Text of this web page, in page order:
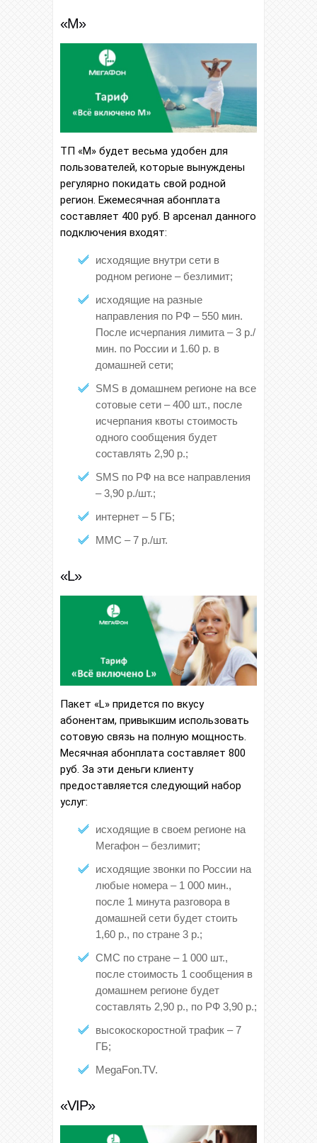
«M»
ТП «M» будет весьма удобен для
пользователей, которые вынуждены
регулярно покидать свой родной
регион. Ежемесячная абонплата
составляет 400 руб. В арсенал данного
подключения входят:
исходящие внутри сети в
родном регионе – безлимит;
исходящие на разные
направления по РФ – 550 мин.
После исчерпания лимита – 3 р./
мин. по России и 1.60 р. в
домашней сети;
SMS в домашнем регионе на все
сотовые сети – 400 шт., после
исчерпания квоты стоимость
одного сообщения будет
составлять 2,90 р.;
SMS по РФ на все направления
– 3,90 р./шт.;
интернет – 5 ГБ;
ММС – 7 р./шт.
«L»
Пакет «L» придется по вкусу
абонентам, привыкшим использовать
сотовую связь на полную мощность.
Месячная абонплата составляет 800
руб. За эти деньги клиенту
предоставляется следующий набор
услуг:
исходящие в своем регионе на
Мегафон – безлимит;
исходящие звонки по России на
любые номера – 1 000 мин.,
после 1 минута разговора в
домашней сети будет стоить
1,60 р., по стране 3 р.;
СМС по стране – 1 000 шт.,
после стоимость 1 сообщения в
домашнем регионе будет
составлять 2,90 р., по РФ 3,90 р.;
высокоскоростной трафик – 7
ГБ;
MegaFon.TV.
«VIP»